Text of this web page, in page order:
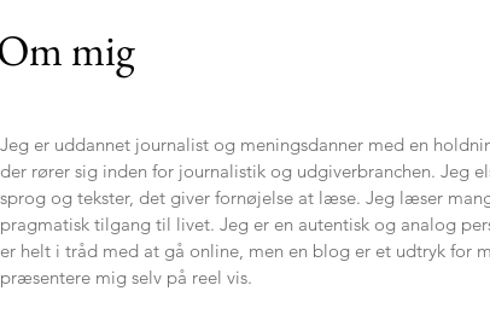
mig
Jeg er uddannet journalist og meningsdanner med en
der rører sig inden for journalistik og udgiverbranchen. Jeg
sprog og tekster, det giver fornøjelse at læse. Jeg læser
pragmatisk tilgang til livet. Jeg er en autentisk og analog
er helt i tråd med at gå online, men en blog er et udtryk for
præsentere mig selv på reel vis.